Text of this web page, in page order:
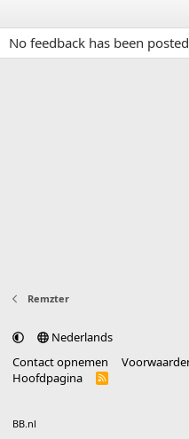
No feedback has been
Remzter
Nederlands
Contact opnemen
Hoofdpagina
R
BB.nl